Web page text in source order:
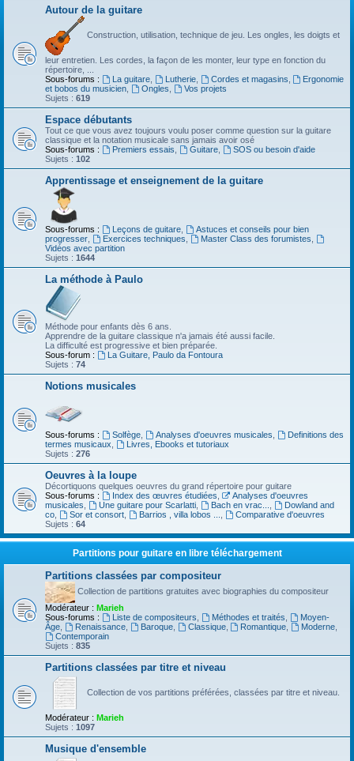
Autour de la guitare
Construction, utilisation, technique de jeu. Les ongles, les doigts et
leur entretien. Les cordes, la façon de les monter, leur type en fonction du
répertoire, ...
Sous-forums :
La guitare, Lutherie, Cordes et magasins
Ergonomie
et bobos du musicien
Ongles
Vos projets
Sujets : 619
Espace débutants
Tout ce que vous avez toujours voulu poser comme question sur la guitare
classique et la notation musicale sans jamais avoir osé
Sous-forums :
Premiers essais Guitare,
SOS ou besoin d'aide
Sujets : 102
Apprentissage et enseignement de la guitare
Sous-forums : Leçons de guitare,
Astuces et conseils pour bien
progresser
Exercices techniques Master Class des forumistes
Vidéos avec partition
Sujets : 1644
La méthode à Paulo
Méthode pour enfants dès 6 ans.
Apprendre de la guitare classique n'a jamais été aussi facile.
La difficulté est progressive et bien préparée.
Sous-forum :
La Guitare, Paulo da Fontoura
Sujets : 74
Notions musicales
Sous-forums : Solfège, Analyses d'oeuvres musicales
Definitions des
termes musicaux
Livres, Ebooks et tutoriaux
Sujets : 276
Oeuvres à la loupe
Décortiquons quelques oeuvres du grand répertoire pour guitare
Sous-forums :
Index des œuvres étudiées
Analyses d'oeuvres
musicales
Une guitare pour Scarlatti, Bach en vrac...
Dowland and
co
Sor et consort, Barrios , villa lobos ...
Comparative d'oeuvres
Sujets : 64
Partitions pour guitare en libre téléchargement
Partitions classées par compositeur
Collection de partitions gratuites avec biographies du compositeur
Modérateur : Marieh
Sous-forums :
Liste de compositeurs Méthodes et traités
Moyen-
Âge
Renaissance, Baroque, Classique, Romantique Moderne
Contemporain
Sujets : 835
Partitions classées par titre et niveau
Collection de vos partitions préférées, classées par titre et niveau.
Modérateur : Marieh
Sujets : 1097
Musique d'ensemble